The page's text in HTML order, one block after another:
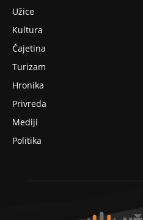
Užice
Kultura
Čajetina
Turizam
Hronika
Privreda
Mediji
Politika